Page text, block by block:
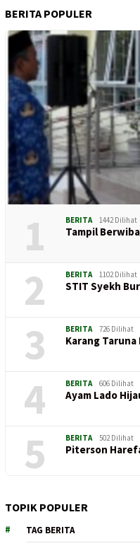
BERITA POPULER
1 BERITA 1442 Dilihat
Tampil
2 BERITA 1102 Dilihat
STIT Syekh
3 BERITA 726 Dilihat
Karang
4 BERITA 606 Dilihat
Ayam Lado
5 BERITA 502 Dilihat
Piterson
TOPIK POPULER
TAG BERITA